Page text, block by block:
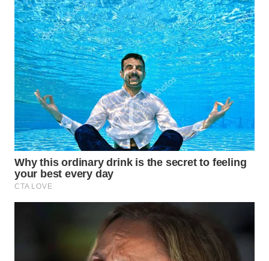
MALUT
WN
DAIRI
WN
DANAU
TOBA
WN
NIAS
WN